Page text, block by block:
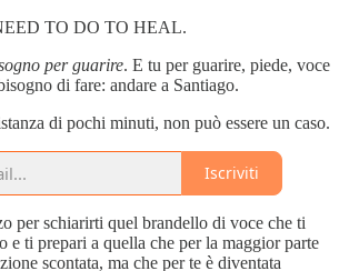
TO DO TO HEAL.
per guarire. E tu per guarire, piede, voce
di fare: andare a Santiago.
di pochi minuti, non può essere un caso.
Iscriviti
per schiarirti quel brandello di voce che ti
e ti prepari a quella che per la maggior parte
scontata, ma che per te è diventata